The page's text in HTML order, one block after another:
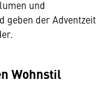
und
geben der Adventzeit
Wohnstil